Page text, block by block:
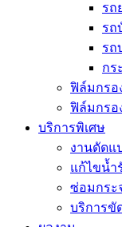
รถ
รถ
รถ
กร
ฟิล์มกรอ
ฟิล์มกรอ
บริการพิเศษ
งานดัดแ
แก้ไขน้ำ
ซ่อมกระ
บริการขั